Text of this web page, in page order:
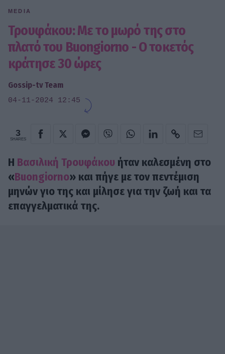
MEDIA
Τρουφάκου: Με το μωρό της στο
πλατό του Buongiorno - Ο τοκετός
κράτησε 30 ώρες
Gossip-tv Team
04-11-2024 12:45
3
SHARES
Η Βασιλική Τρουφάκου ήταν καλεσμένη στο
«Buongiorno» και πήγε με τον πεντέμιση
μηνών γιο της και μίλησε για την ζωή και τα
επαγγελματικά της.